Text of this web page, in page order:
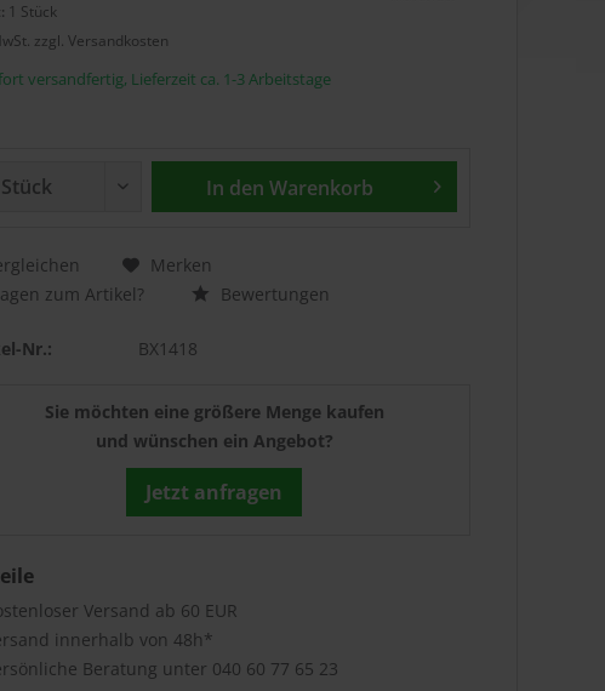
1 Stück
zzgl. Versandkosten
versandfertig, Lieferzeit ca. 1-3 Arbeitstage
In den Warenkorb
Merken
zum Artikel?
Bewertungen
Nr.: BX1418
Sie möchten eine größere Menge kaufen
und wünschen ein Angebot?
Jetzt anfragen
Versand ab 60 EUR
innerhalb von 48h*
Beratung unter 040 60 77 65 23